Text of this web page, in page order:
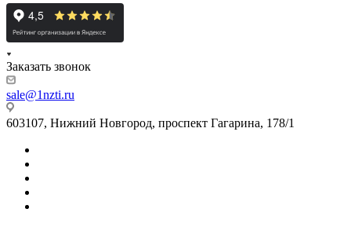
Заказать звонок
sale@1nzti.ru
603107, Нижний Новгород, проспект Гагарина, 178/1